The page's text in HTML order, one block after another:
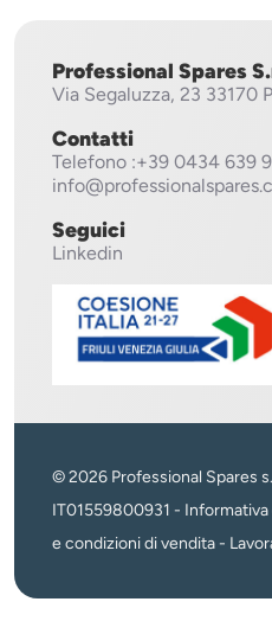
Professional Spares
Via Segaluzza, 23 33170
Contatti
Telefono :+39 0434 639
Seguici
Linkedin
© 2026 Professional Spares
IT01559800931 -
e condizioni di vendita-